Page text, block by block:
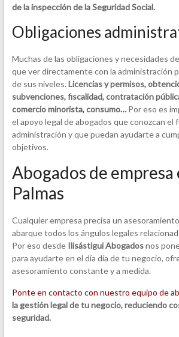
de la inspección de la Seguridad Social.
Obligaciones
Muchas de las obligaciones y necesidades
que ver directamente con la administración
de sus niveles. Licencias y permisos,
subvenciones, fiscalidad, contratación
comercio minorista, consumo…Por eso es
el apoyo legal de abogados que conozcan el
administración y que puedan ayudarte a
objetivos.
Abogados de empresa
Palmas
Cualquier empresa precisa un
abarque todos los ángulos legales
Por eso desdeIlisástigui Abogadosnos
para ayudarte en el día día de tu negocio,
asesoramiento constante y a medida.
Ponte en contacto con nuestro equipo de
la gestión legal de tu negocio, reduciendo
seguridad.